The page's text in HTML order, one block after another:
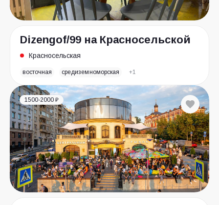
Dizengof/99 на Красносельской
Красносельская
восточная средиземноморская +1
1500-2000 ₽